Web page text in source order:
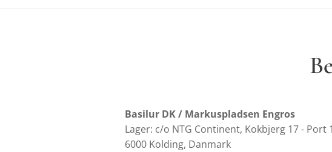
Basilur DK / Markuspladsen Engros
Lager: c/o NTG Continent, Kokbjerg 17 - Port
6000 Kolding, Danmark